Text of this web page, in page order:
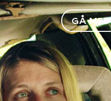
GÅ MED